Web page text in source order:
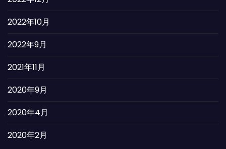
2022年10月
2022年9月
2021年11月
2020年9月
2020年4月
2020年2月